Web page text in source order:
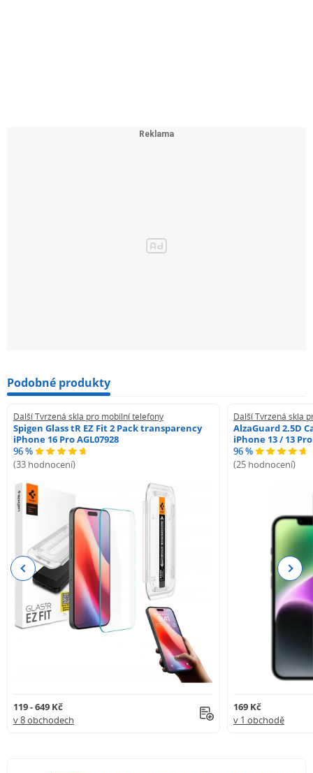
Podobné produkty
Další Tvrzená skla pro mobilní telefony
Spigen Glass tR EZ Fit 2 Pack transparency
iPhone 16 Pro AGL07928
96 %
(33 hodnocení)
119 - 649 Kč
v 8 obchodech
Další Tvrzená skla
AlzaGuard 2.5D
iPhone 13 / 13 Pro
96 %
(25 hodnocení)
169 Kč
v 1 obchodě
Previous Next